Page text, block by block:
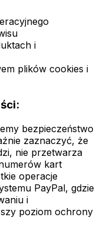
i
plików cookies i
bezpieczeństwo
zaznaczyć, że
nie przetwarza
kart
operacje
PayPal, gdzie
i
poziom ochrony